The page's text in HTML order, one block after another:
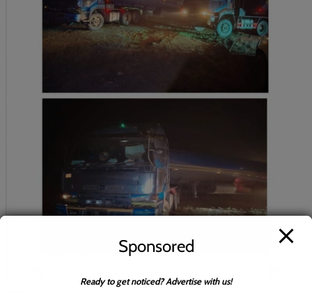
Sponsored
Ready to get noticed? Advertise with us!